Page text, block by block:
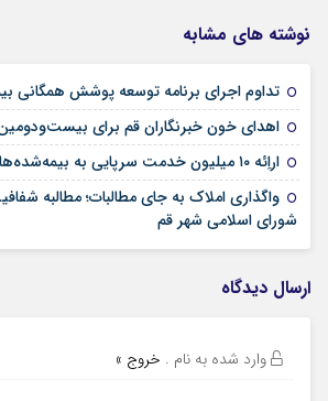
نوشته های مشابه
تداوم اجرای برنامه توسعه پوشش همگانی
اهدای خون خبرنگاران قم برای
اراِئه ۱۰ میلیون خدمت سرپایی به بیمه‌شده‌ها
واگذاری املاک به جای مطالبات؛ مطالبه
شورای اسلامی شهر قم
ارسال دیدگاه
وارد شده به نام . خروج »